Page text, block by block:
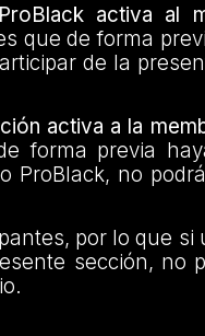
activa al
que de forma
de la
activa a la
forma previa
ProBlack, no
por lo que si
sección, no